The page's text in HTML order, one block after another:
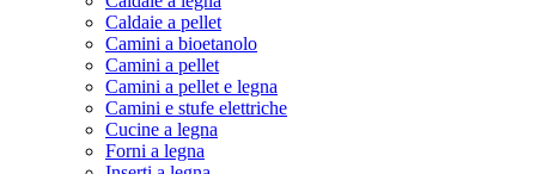
Caldaie a pellet
Camini a bioetanolo
Camini a pellet
Camini a pellet e legna
Camini e stufe elettriche
Cucine a legna
Forni a legna